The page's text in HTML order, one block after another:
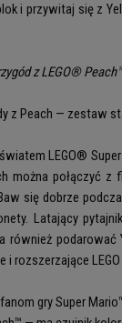
i przywitaj się z
z LEGO®
z Peach — zestaw
LEGO®
można
się dobrze
Latający
również
rozszerzające
gry Super